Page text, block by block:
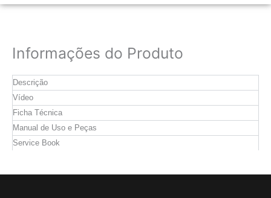
Informações do Produto
Descrição
Vídeo
Ficha Técnica
Manual de Uso e Peças
Service Book